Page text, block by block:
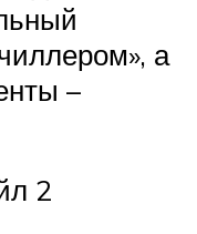
а
–
2